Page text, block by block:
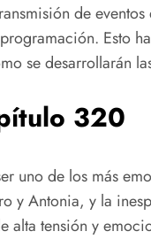
de
Esto
se desarrollarán
320
uno de los más
y Antonia, y la
alta tensión y